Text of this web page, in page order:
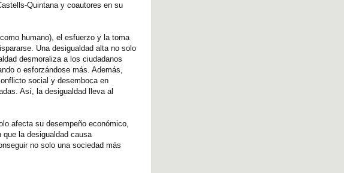
Quintana y coautores en su
humano), el esfuerzo y la toma
Una desigualdad alta no solo
desmoraliza a los ciudadanos
o esforzándose más. Además,
social y desemboca en
Así, la desigualdad lleva al
afecta su desempeño económico,
la desigualdad causa
no solo una sociedad más